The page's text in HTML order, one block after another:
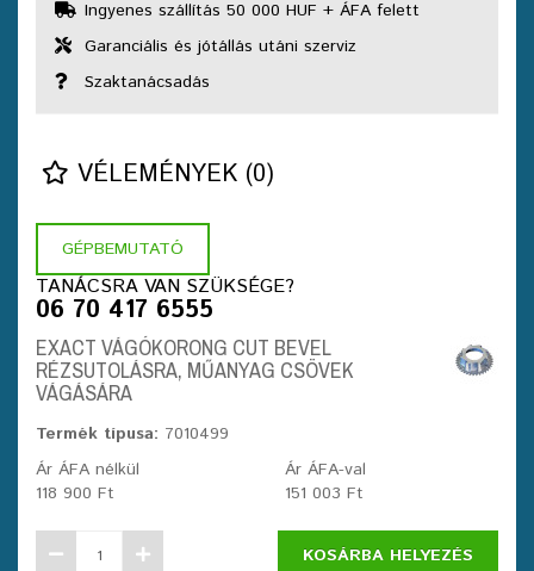
Ingyenes szállítás 50 000 HUF + ÁFA felett
Garanciális és jótállás utáni szerviz
Szaktanácsadás
VÉLEMÉNYEK (0)
GÉPBEMUTATÓ
TANÁCSRA VAN SZÜKSÉGE?
06 70 417 6555
EXACT VÁGÓKORONG CUT BEVEL
RÉZSUTOLÁSRA, MŰANYAG CSÖVEK
VÁGÁSÁRA
Termék típusa: 7010499
Ár ÁFA nélkül
118 900 Ft
Ár ÁFA-val
151 003 Ft
KOSÁRBA HELYEZÉS